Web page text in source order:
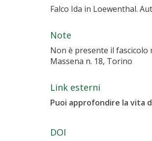
Falco Ida in Loewenthal.
Note
Non è presente il fascicolo
Massena n. 18, Torino
Link esterni
Puoi approfondire la vita
DOI